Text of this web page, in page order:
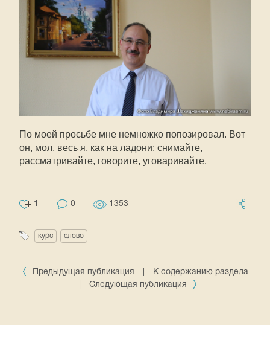
По моей просьбе мне немножко попозировал. Вот
он, мол, весь я, как на ладони: снимайте,
рассматривайте, говорите, уговаривайте.
1 0 1353
курс слово
Предыдущая публикация
К содержанию раздела
Следующая публикация